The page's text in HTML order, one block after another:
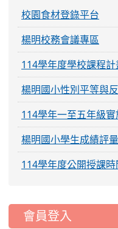
校園食材登錄平台
楊明校務會議專區
114學年度學校課程計
楊明國小性別平等與
114學年一至五年級
楊明國小學生成績評
114學年度公開授課時
::: 會員登入